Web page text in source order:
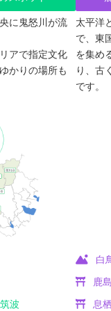
に鬼怒川が流
アで指定文化
かりの場所も
波
太平洋
で、東
を集め
り、古
です。
白
鹿
息